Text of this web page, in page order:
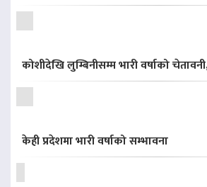
कोशीदेखि लुम्बिनीसम्म भारी वर्षाको
केही प्रदेशमा भारी वर्षाको सम्भावना